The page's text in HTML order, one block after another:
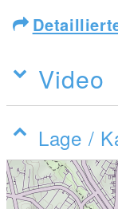
Video
Lage /